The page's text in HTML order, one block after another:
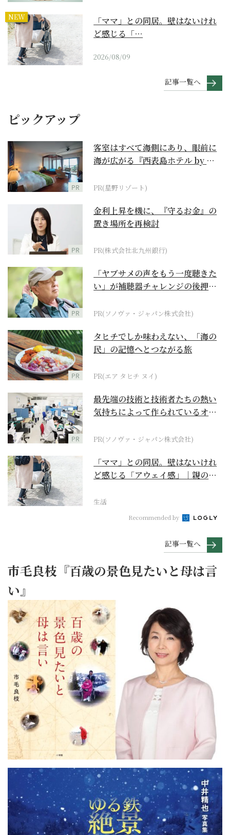
NEW
「ママ」との同居。壁はないけれ
ど感じる「…
2026/08/09
記事一覧へ
ピックアップ
PR
客室はすべて海側にあり、眼前に
海が広がる『西表島ホテル by 星
PR(星野リゾート)
PR
金利上昇を機に、『守るお金』の
置き場所を再検討
PR(株式会社北九州銀行)
PR
「ヤブサメの声をもう一度聴きた
い」が補聴器チャレンジの後押し
PR(ソノヴァ・ジャパン株式会社)
PR
タヒチでしか味わえない、「海の
民」の記憶へとつながる旅
PR(エア タヒチ ヌイ)
PR
最先端の技術と技術者たちの熱い
気持ちによって作られているオー
PR(ソノヴァ・ジャパン株式会社)
「ママ」との同居。壁はないけれ
ど感じる「アウェイ感」｜親の終
生活
Recommended by
記事一覧へ
市毛良枝『百歳の景色見たいと母は言
い』